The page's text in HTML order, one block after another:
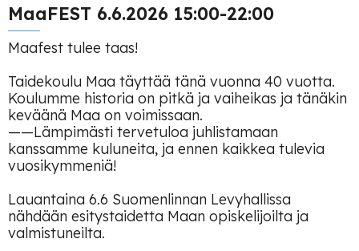
MaaFEST 6.6.2026 15:00-22:00
Maafest tulee taas!
Taidekoulu Maa täyttää tänä vuonna 40 vuotta.
Koulumme historia on pitkä ja vaiheikas ja tänäkin
keväänä Maa on voimissaan.
——Lämpimästi tervetuloa juhlistamaan
kanssamme kuluneita, ja ennen kaikkea tulevia
vuosikymmeniä!
Lauantaina 6.6 Suomenlinnan Levyhallissa
nähdään esitystaidetta Maan opiskelijoilta ja
valmistuneilta.